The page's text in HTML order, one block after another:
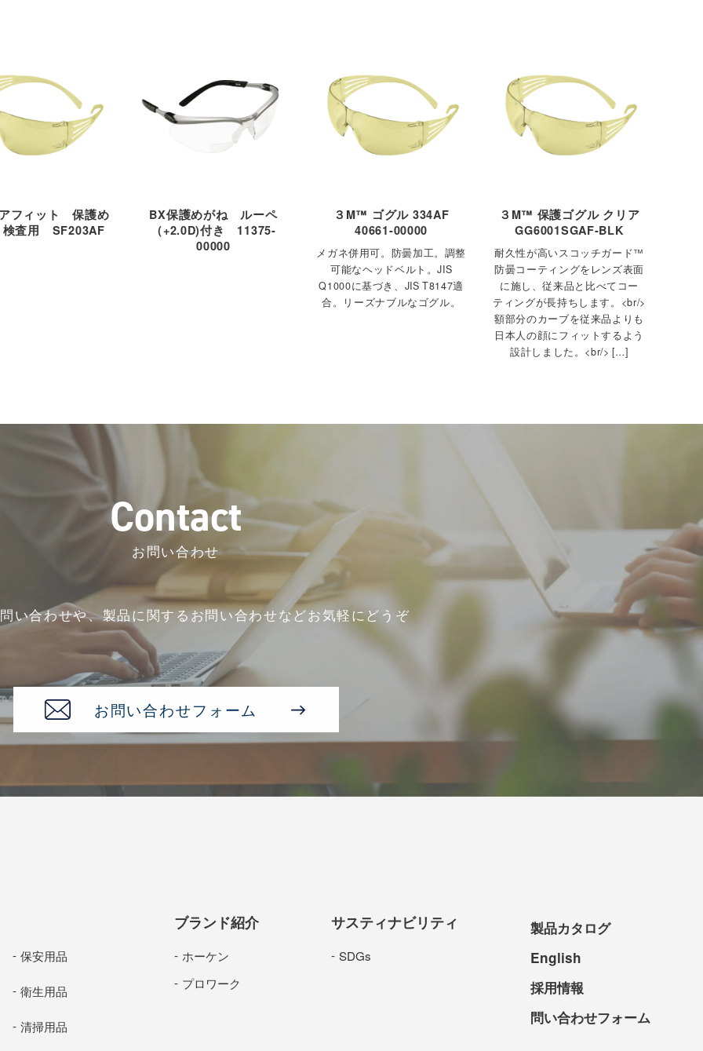
フィット 保護め
査用 SF203AF
BX保護めがね ルーペ
（+2.0D)付き 11375-
00000
３M™ ゴグル 334AF
40661-00000
メガネ併用可。防曇加工。調整
可能なヘッドベルト。JIS
Q1000に基づき、JIS T8147適
合。リーズナブルなゴグル。
３M™ 保護ゴグル クリア
GG6001SGAF-BLK
耐久性が高いスコッチガード™
防曇コーティングをレンズ表面
に施し、従来品と比べてコー
ティングが長持ちします。<br/>
額部分のカーブを従来品よりも
日本人の顔にフィットするよう
設計しました。<br/> […]
Contact
お問い合わせ
い合わせや、製品に関するお問い合わせなどお気軽にどうぞ
お問い合わせフォーム
保安用品
衛生用品
清掃用品
ブランド紹介
ホーケン
プロワーク
サスティナビリティ
SDGs
製品カタログ
English
採用情報
問い合わせフォーム